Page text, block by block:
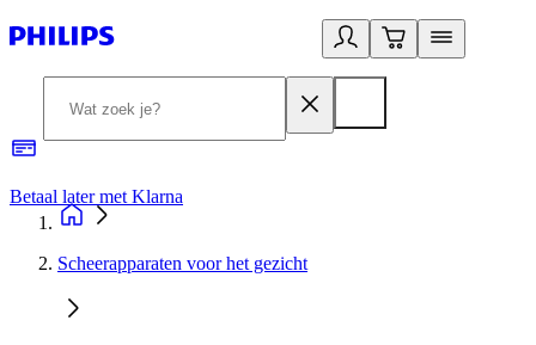
Betaal later met Klarna
Scheerapparaten voor het gezicht